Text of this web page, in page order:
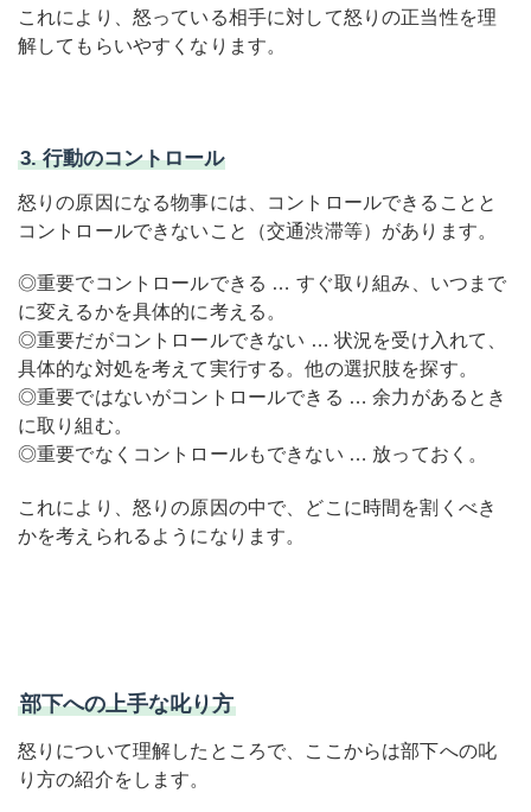
これにより、怒っている相手に対して怒りの正当性を理
解してもらいやすくなります。
3. 行動のコントロール
怒りの原因になる物事には、コントロールできることと
コントロールできないこと（交通渋滞等）があります。
◎重要でコントロールできる … すぐ取り組み、いつまで
に変えるかを具体的に考える。
◎重要だがコントロールできない … 状況を受け入れて、
具体的な対処を考えて実行する。他の選択肢を探す。
◎重要ではないがコントロールできる … 余力があるとき
に取り組む。
◎重要でなくコントロールもできない … 放っておく。
これにより、怒りの原因の中で、どこに時間を割くべき
かを考えられるようになります。
部下への上手な叱り方
怒りについて理解したところで、ここからは部下への叱
り方の紹介をします。